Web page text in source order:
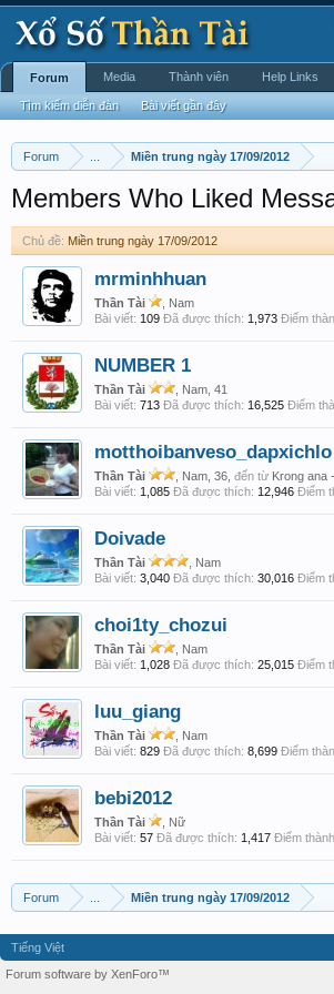
Forum Miền trung ngày 17/09/2012
Members Who Liked
Chủ đề: Miền trung ngày 17/09/2012
mrminhhuan
Thần Tài
, Nam
Bài viết: 109 Đã được thích: 1,973 Điểm
NUMBER 1
Thần Tài
, Nam, 41
Bài viết: 713 Đã được thích: 16,525 Điểm
motthoibanveso_dapxichlo
Thần Tài , Nam, 36, đến từ Krong ana
Bài viết: 1,085 Đã được thích: 12,946 Điểm
Doivade
Thần Tài
, Nam
Bài viết: 3,040 Đã được thích: 30,016 Điểm
choi1ty_chozui
Thần Tài
, Nam
Bài viết: 1,028 Đã được thích: 25,015 Điểm
luu_giang
Thần Tài
, Nam
Bài viết: 829 Đã được thích: 8,699 Điểm
bebi2012
Thần Tài
, Nữ
Bài viết: 57 Đã được thích: 1,417 Điểm
Forum Miền trung ngày 17/09/2012
Forum
Tìm kiếm diễn đàn Bài viết gần đây
Media Thành viên Help Links
Tiếng Việt
Forum software by XenForo™